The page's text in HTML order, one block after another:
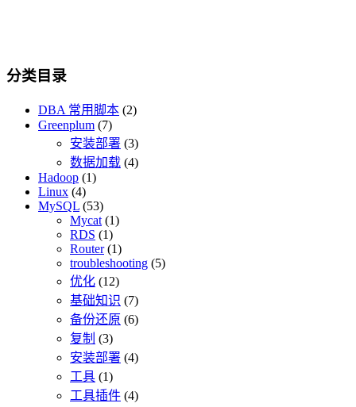
分类目录
DBA 常用脚本 (2)
Greenplum (7)
安装部署 (3)
数据加载 (4)
Hadoop (1)
Linux (4)
MySQL (53)
Mycat (1)
RDS (1)
Router(1)
troubleshooting (5)
优化 (12)
基础知识 (7)
备份还原 (6)
复制 (3)
安装部署 (4)
工具 (1)
工具插件 (4)